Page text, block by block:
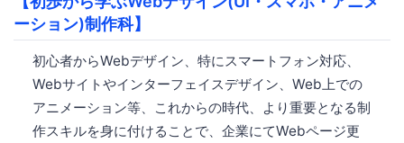
ーション)制作科】
初心者からWebデザイン、特にスマートフォン対応、
Webサイトやインターフェイスデザイン、Web上での
アニメーション等、これからの時代、より重要となる制
作スキルを身に付けることで、企業にてWebページ更